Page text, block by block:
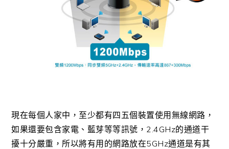
現在每個人家中，至少都有四五個裝置使用無線網路，
如果還要包含家電、藍芽等等訊號，2.4GHz的通道干
擾十分嚴重，所以將有用的網路放在5GHz通道是有其